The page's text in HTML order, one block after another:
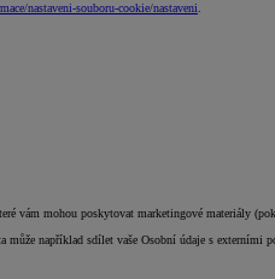
nastaveni-souboru-cookie/nastaveni.
vám mohou poskytovat marketingové materiály
například sdílet vaše Osobní údaje s externími